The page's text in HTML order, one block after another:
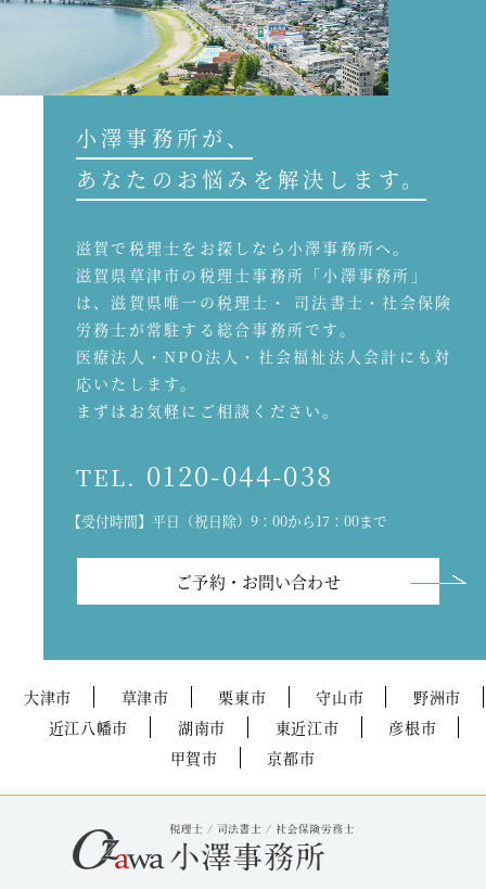
小澤事務所が、
あなたのお悩みを解決します。
滋賀で税理士をお探しなら小澤事務所へ。
滋賀県草津市の税理士事務所「小澤事務所」
は、滋賀県唯一の税理士・ 司法書士・社会保険
労務士が常駐する総合事務所です。
医療法人・NPO法人・社会福祉法人会計にも対
応いたします。
まずはお気軽にご相談ください。
TEL. 0120-044-038
【受付時間】平日（祝日除）9：00から17：00まで
ご予約・お問い合わせ
大津市 草津市 栗東市 守山市
野洲市
近江八幡市
湖南市 東近江市
彦根市
甲賀市
京都市